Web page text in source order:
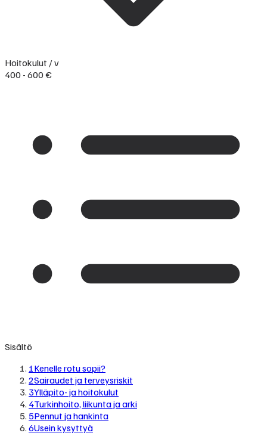
Hoitokulut / v
400 - 600 €
Sisältö
1Kenelle rotu sopii?
2Sairaudet ja terveysriskit
3Ylläpito- ja hoitokulut
4Turkinhoito, liikunta ja arki
5Pennut ja hankinta
6Usein kysyttyä